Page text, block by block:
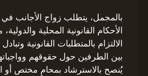
بالمجمل، يتطلب زواج الأجانب في
الأحكام القانونية المحلية
الالتزام بالمتطلبات القانونية
بين الطرفين حول حقوقهم
يُنصح بالاسترشاد بمحامٍ مختص أو